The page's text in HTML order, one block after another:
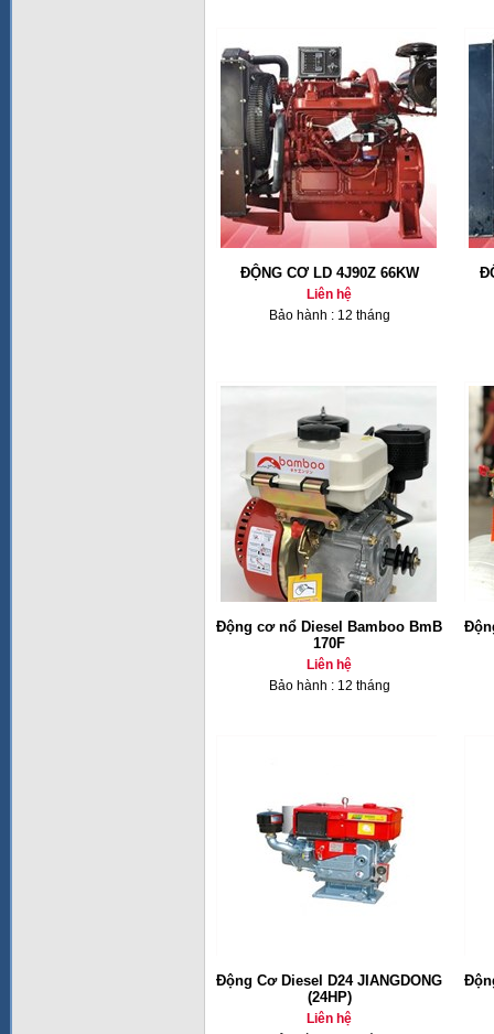
ĐỘNG CƠ LD 4J90Z 66KW
Liên hệ
Bảo hành : 12 tháng
Động cơ nổ Diesel Bamboo BmB
170F
Liên hệ
Bảo hành : 12 tháng
Động Cơ Diesel D24 JIANGDONG
(24HP)
Liên hệ